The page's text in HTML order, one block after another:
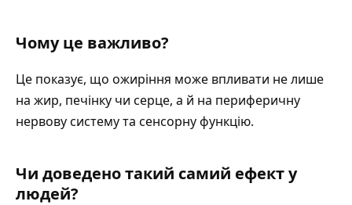
Чому це важливо?
Це показує, що ожиріння може впливати не лише
на жир, печінку чи серце, а й на периферичну
нервову систему та сенсорну функцію.
Чи доведено такий самий ефект у
людей?